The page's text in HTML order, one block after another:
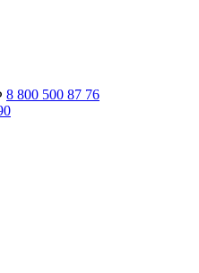
8 800 500 87 76